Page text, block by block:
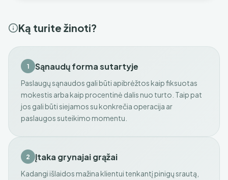
Ką turite žinoti?
1 Sąnaudų forma sutartyje
Paslaugų sąnaudos gali būti apibrėžtos kaip fiksuotas
mokestis arba kaip procentinė dalis nuo turto. Taip pat
jos gali būti siejamos su konkrečia operacija ar
paslaugos suteikimo momentu.
2 Įtaka grynajai grąžai
Kadangi išlaidos mažina klientui tenkantį pinigų srautą,